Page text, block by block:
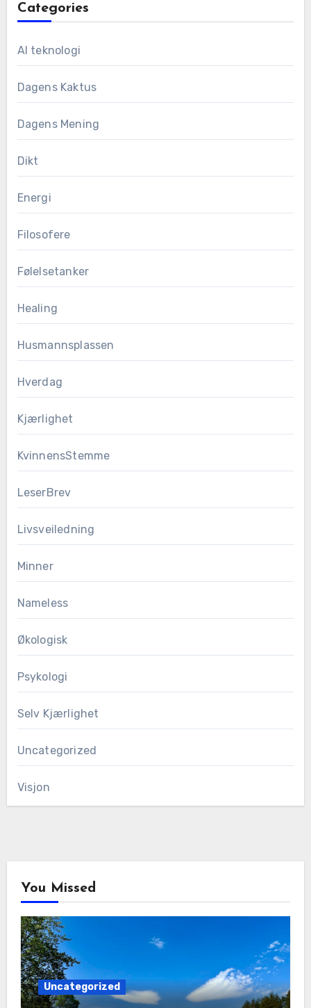
Categories
AI teknologi
Dagens Kaktus
Dagens Mening
Dikt
Energi
Filosofere
Følelsetanker
Healing
Husmannsplassen
Hverdag
Kjærlighet
KvinnensStemme
LeserBrev
Livsveiledning
Minner
Nameless
Økologisk
Psykologi
Selv Kjærlighet
Uncategorized
Visjon
You Missed
Uncategorized